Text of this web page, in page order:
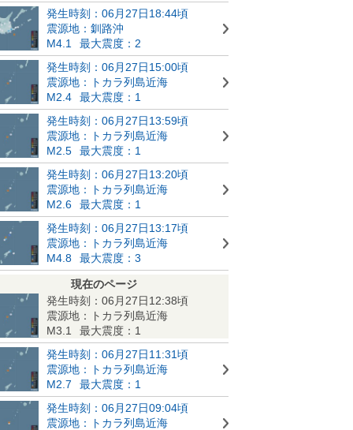
発生時刻：06月27日18:44頃
震源地：釧路沖
M4.1
最大震度：2
発生時刻：06月27日15:00頃
震源地：トカラ列島近海
M2.4
最大震度：1
発生時刻：06月27日13:59頃
震源地：トカラ列島近海
M2.5
最大震度：1
発生時刻：06月27日13:20頃
震源地：トカラ列島近海
M2.6
最大震度：1
発生時刻：06月27日13:17頃
震源地：トカラ列島近海
M4.8
最大震度：3
現在のページ
発生時刻：06月27日12:38頃
震源地：トカラ列島近海
M3.1
最大震度：1
発生時刻：06月27日11:31頃
震源地：トカラ列島近海
M2.7
最大震度：1
発生時刻：06月27日09:04頃
震源地：トカラ列島近海